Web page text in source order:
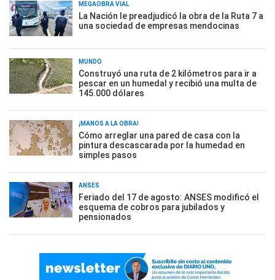
MEGAOBRA VIAL
La Nación le preadjudicó la obra de la Ruta 7 a
una sociedad de empresas mendocinas
MUNDO
Construyó una ruta de 2 kilómetros para ir a
pescar en un humedal y recibió una multa de
145.000 dólares
¡MANOS A LA OBRA!
Cómo arreglar una pared de casa con la
pintura descascarada por la humedad en
simples pasos
ANSES
Feriado del 17 de agosto: ANSES modificó el
esquema de cobros para jubilados y
pensionados